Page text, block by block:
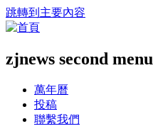
跳轉到主要內容
zjnews second menu
萬年曆
投稿
聯繫我們